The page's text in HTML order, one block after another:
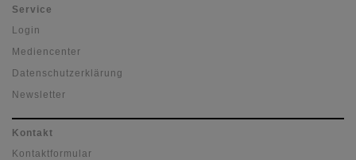
Service
Login
Mediencenter
Datenschutzerklärung
Newsletter
Kontakt
Kontaktformular